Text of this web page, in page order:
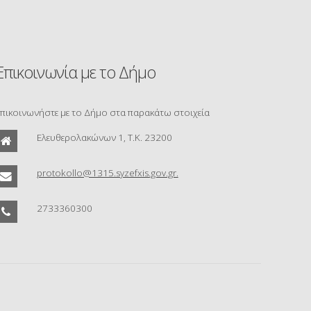
με το Δήμο
με το Δήμο στα παρακάτω στοιχεία
Ελευθερολακώνων 1, Τ.Κ. 23200
protokollo@1315.syzefxis.gov.gr.
2733360300